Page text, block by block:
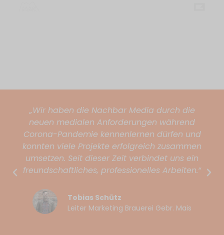
„Wir haben die Nachbar Media durch die
neuen medialen Anforderungen während
Corona-Pandemie kennenlernen dürfen und
konnten viele Projekte erfolgreich zusammen
umsetzen. Seit dieser Zeit verbindet uns ein
freundschaftliches, professionelles Arbeiten.“
Tobias Schütz
Leiter Marketing Brauerei Gebr. Mais